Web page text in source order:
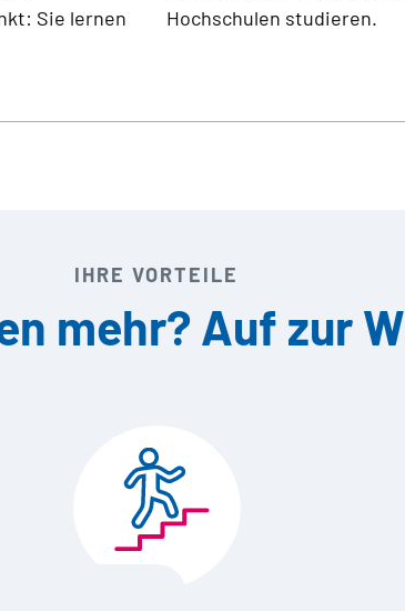
Sie lernen
Hochschulen studieren.
IHRE VORTEILE
mehr? Auf zur